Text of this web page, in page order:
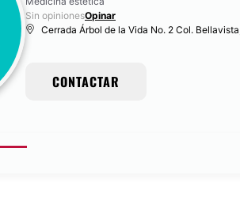
Sin opinionesOpinar
Cerrada Árbol de la Vida No. 2 Col.
CONTACTAR